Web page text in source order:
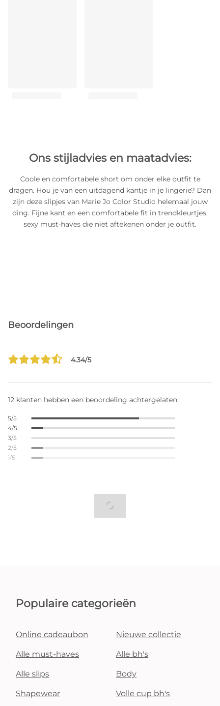
Ons stijladvies en maatadvies:
Coole en comfortabele short om onder elke outfit te
dragen. Hou je van een uitdagend kantje in je lingerie? Dan
zijn deze slipjes van Marie Jo Color Studio helemaal jouw
ding. Fijne kant en een comfortabele fit in trendkleurtjes:
sexy must-haves die niet aftekenen onder je outfit.
Beoordelingen
4.34/5
12 klanten hebben een beoordeling achtergelaten
5/5
4/5
3/5
2/5
1/5
Populaire categorieën
Online cadeaubon Nieuwe collectie
Alle must-haves Alle bh's
Alle slips Body
Shapewear Volle cup bh's